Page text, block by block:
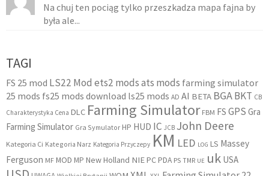
Na chuj ten pociąg tylko przeszkadza mapa fajna by
była ale...
TAGI
FS 25 mod LS22 Mod ets2 modsats mods farming simulator
25 mods fs25 mods download ls25 mods AD AI BETA BGABKT CB
Charakterystyka Cena DLC Farming Simulator FBM FS GPS Gra
Farming Simulator Gra Symulator HP HUD IC JCB John Deere
Kategoria Ci Kategoria Narz Kategoria Przyczepy KM LED LOG LS Massey
Ferguson MF MOD MP New Holland NIEPCPDA PS TMR UE uk USA